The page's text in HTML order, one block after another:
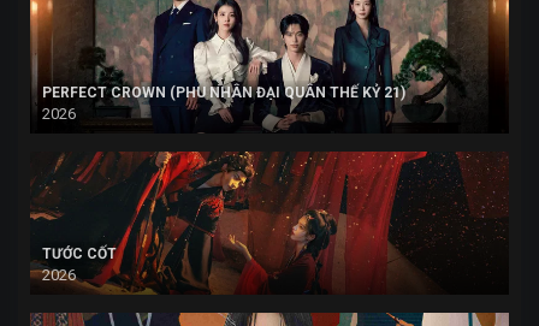
PERFECT CROWN (PHU NHÂN ĐẠI QUÂN THẾ KỶ 21)
2026
TƯỚC CỐT
2026